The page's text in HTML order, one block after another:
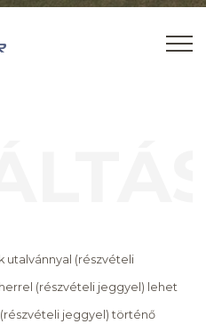
utalvánnyal (részvételi
(részvételi jeggyel) lehet
jeggyel) történő